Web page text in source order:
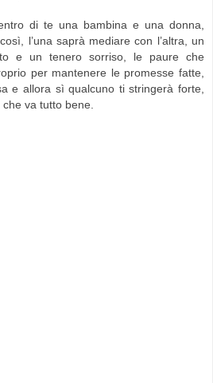
di te una bambina e una donna,
l’una saprà mediare con l’altra, un
e un tenero sorriso, le paure che
per mantenere le promesse fatte,
e allora sì qualcuno ti stringerà forte,
va tutto bene.